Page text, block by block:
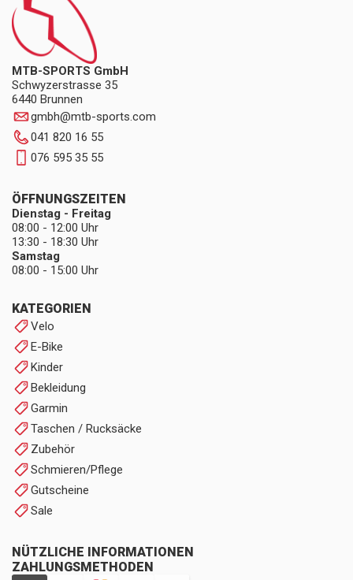
MTB-SPORTS GmbH
Schwyzerstrasse 35
6440 Brunnen
gmbh@mtb-sports.com
041 820 16 55
076 595 35 55
KATEGORIEN
Velo
E-Bike
Kinder
Bekleidung
Garmin
Taschen / Rucksäcke
Zubehör
Schmieren/Pflege
Gutscheine
Sale
NÜTZLICHE INFORMATIONEN
ZAHLUNGSMETHODEN
ÖFFNUNGSZEITEN
Dienstag - Freitag
08:00 - 12:00 Uhr
13:30 - 18:30 Uhr
Samstag
08:00 - 15:00 Uhr